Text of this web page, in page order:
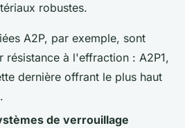
robustes.
A2P, par exemple, sont
résistance à l'effraction : A2P1,
dernière offrant le plus haut
de verrouillage